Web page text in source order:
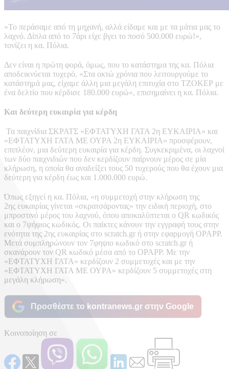
«Το περάσαμε από τη μηχανή, αλλά είδαμε και με τα μάτια μας το
λαχνό. Δίπλα από το 7άρι είχε βγει το ποσό 500.000 ευρώ!»,
τονίζει η κα. Πόλια.
Δεν είναι η πρώτη φορά, όμως, που το κατάστημα της κα. Πόλια
αποδεικνύεται τυχερό. «Στα οκτώ χρόνια που λειτουργούμε το
κατάστημά μας, είχαμε άλλη μια μεγάλη επιτυχία στο ΤΖΟΚΕΡ με
ένα δελτίο που κέρδισε 180.000 ευρώ», επισημαίνει η κα. Πόλια.
Και δεύτερη ευκαιρία για κέρδη
Τα παιχνίδια ΣΚΡΑΤΣ «ΕΦΤΑΤΥΧΗ ΓΑΤΑ 2η ΕΥΚΑΙΡΙΑ» και
«ΕΦΤΑΤΥΧΗ ΓΑΤΑ ΜΕ ΟΥΡΑ 2η ΕΥΚΑΙΡΙΑ» προσφέρουν,
επιπλέον, μια δεύτερη ευκαιρία για κέρδη. Συγκεκριμένα, οι λαχνοί
των δύο παιχνιδιών που δεν κερδίζουν παίρνουν μέρος σε μία
κλήρωση, η οποία θα αναδείξει τους 50 τυχερούς που θα έχουν μια
δεύτερη για κέρδη έως και 1.000.000 ευρώ.
Όπως εξηγεί η κα. Πόλια, «η συμμετοχή στην κλήρωση της
2ης ευκαιρίας γίνεται «σκρατσάροντας» την ειδική περιοχή, στο
μπροστινό μέρος του λαχνού, όπου αποκαλύπτεται ο QR κωδικός
και ο 7ψήφιος κωδικός. Οι παίκτες κάνουν την εγγραφή τους στην
ενότητα της 2ης ευκαιρίας στο scratch.gr ή στην εφαρμογή OPAPP.
Μετά συμπληρώνουν τον 7φηψιο κωδικό στο scratch.gr ή
σκανάρουν τον QR κωδικό μέσα από το OPAPP. Με την
«ΕΦΤΑΤΥΧΗ ΓΑΤΑ» κερδίζουν 2 συμμετοχές και με την
«ΕΦΤΑΤΥΧΗ ΓΑΤΑ ΜΕ ΟΥΡΑ» κερδίζουν 5 συμμετοχές στη
μεγάλη κλήρωση».
Προσθέστε το kontranews.gr στην Google
Κοινοποίηση σε